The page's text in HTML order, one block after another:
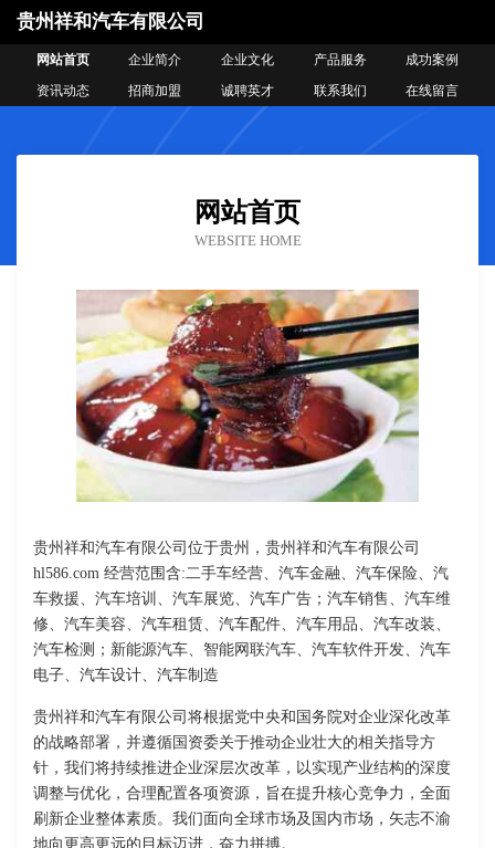
贵州祥和汽车有限公司
网站首页 企业简介 企业文化 产品服务
成功案例
资讯动态
招商加盟 诚聘英才 联系我们 在线留言
网站首页
WEBSITE HOME
贵州祥和汽车有限公司位于贵州，贵州祥和汽车有限公司
hl586.com 经营范围含:二手车经营、汽车金融、汽车保险、汽
车救援、汽车培训、汽车展览、汽车广告；汽车销售、汽车维
修、汽车美容、汽车租赁、汽车配件、汽车用品、汽车改装、
汽车检测；新能源汽车、智能网联汽车、汽车软件开发、汽车
电子、汽车设计、汽车制造
贵州祥和汽车有限公司将根据党中央和国务院对企业深化改革
的战略部署，并遵循国资委关于推动企业壮大的相关指导方
针，我们将持续推进企业深层次改革，以实现产业结构的深度
调整与优化，合理配置各项资源，旨在提升核心竞争力，全面
刷新企业整体素质。我们面向全球市场及国内市场，矢志不渝
地向更高更远的目标迈进，奋力拼搏。